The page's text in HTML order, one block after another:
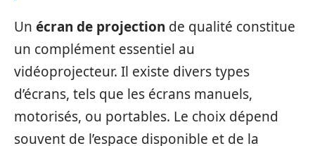
Un écran de projection de qualité constitue
un complément essentiel au
vidéoprojecteur. Il existe divers types
d’écrans, tels que les écrans manuels,
motorisés, ou portables. Le choix dépend
souvent de l’espace disponible et de la